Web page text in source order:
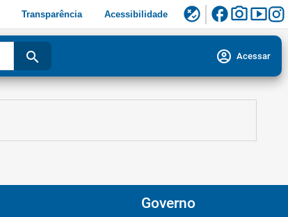
Transparência Acessibilidade flaky facebookphoto_camerasmart_display
search account_circle Acessar
Governo